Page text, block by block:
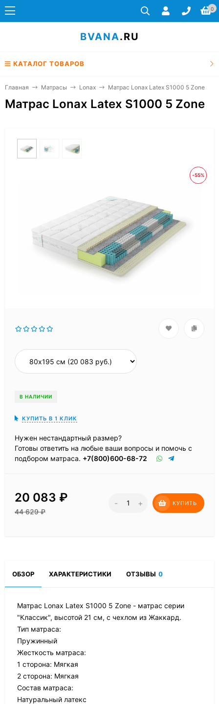
0
BVANA.RU
КАТАЛОГ ТОВАРОВ
Главная Матрасы Lonax Матрас Lonax Latex S1000 5 Zone
Матрас Lonax Latex S1000 5 Zone
-55%
В НАЛИЧИИ
КУПИТЬ В 1 КЛИК
Нужен нестандартный размер?
Готовы ответить на любые ваши вопросы и помочь с
подбором матраса. +7(800)600-68-72
20 083 ₽
44 629₽
- + КУПИТЬ
ОБЗОР ХАРАКТЕРИСТИКИ ОТЗЫВЫ 0
Матрас Lonax Latex S1000 5 Zone - матрас серии
"Классик", высотой 21 см, с чехлом из Жаккард.
Тип матраса:
Пружинный
Жесткость матраса:
1 сторона: Мягкая
2 сторона: Мягкая
Состав матраса:
Натуральный латекс